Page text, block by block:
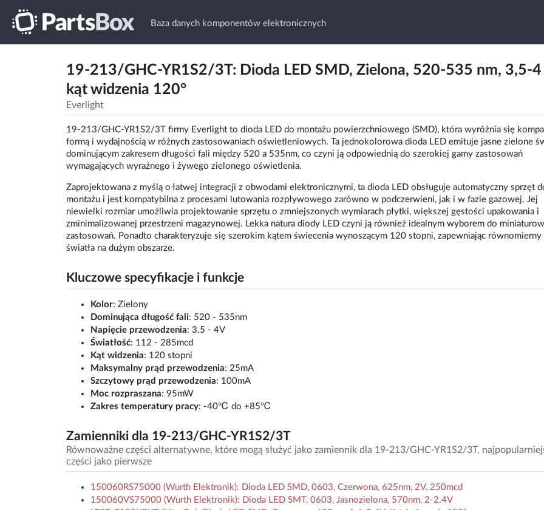
Baza danych komponentów elektronicznych
19-213/GHC-YR1S2/3T: Dioda LED SMD, Zielona, 520-535 nm, 3,5-4
kąt widzenia 120°
Everlight
19-213/GHC-YR1S2/3T firmy Everlight to dioda LED do montażu powierzchniowego (SMD), która wyróżnia się
formą i wydajnością w różnych zastosowaniach oświetleniowych. Ta jednokolorowa dioda LED emituje jasne zielone
dominującym zakresem długości fali między 520 a 535nm, co czyni ją odpowiednią do szerokiej gamy zastosowań
wymagających wyraźnego i żywego zielonego oświetlenia.
Zaprojektowana z myślą o łatwej integracji z obwodami elektronicznymi, ta dioda LED obsługuje automatyczny sprzęt
montażu i jest kompatybilna z procesami lutowania rozpływowego zarówno w podczerwieni, jak i w fazie gazowej. Jej
niewielki rozmiar umożliwia projektowanie sprzętu o zmniejszonych wymiarach płytki, większej gęstości upakowania i
zminimalizowanej przestrzeni magazynowej. Lekka natura diody LED czyni ją również idealnym wyborem do
zastosowań. Ponadto charakteryzuje się szerokim kątem świecenia wynoszącym 120 stopni, zapewniając równomierny
światła na dużym obszarze.
Kluczowe specyfikacje i funkcje
Kolor: Zielony
Dominująca długość fali: 520 - 535nm
Napięcie przewodzenia: 3.5 - 4V
Światłość: 112 - 285mcd
Kąt widzenia: 120 stopni
Maksymalny prąd przewodzenia: 25mA
Szczytowy prąd przewodzenia: 100mA
Moc rozpraszana: 95mW
Zakres temperatury pracy: -40℃ do +85℃
Zamienniki dla 19-213/GHC-YR1S2/3T
Równoważne części alternatywne, które mogą służyć jako zamiennik dla 19-213/GHC-YR1S2/3T,
części jako pierwsze
150060RS75000 (Wurth Elektronik): Dioda LED SMD, 0603, Czerwona, 625nm, 2V, 250mcd
150060VS75000 (Wurth Elektronik): Dioda LED SMT, 0603, Jasnozielona, 570nm, 2-2.4V